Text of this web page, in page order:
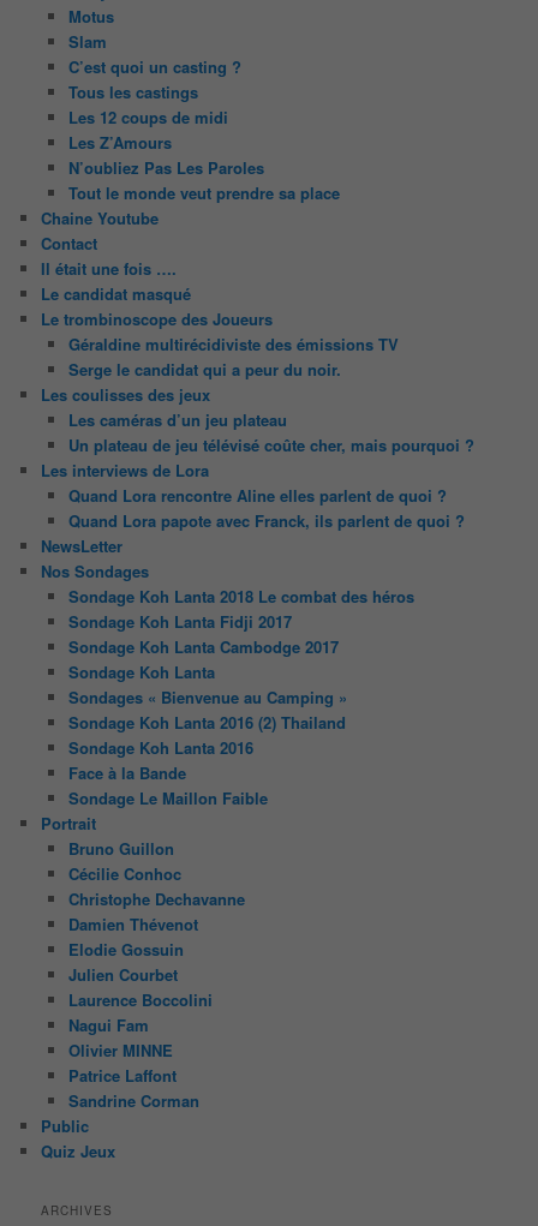
Motus
Slam
C’est quoi un casting ?
Tous les castings
Les 12 coups de midi
Les Z’Amours
N’oubliez Pas Les Paroles
Tout le monde veut prendre sa place
Chaine Youtube
Contact
Il était une fois ….
Le candidat masqué
Le trombinoscope des Joueurs
Géraldine multirécidiviste des émissions TV
Serge le candidat qui a peur du noir.
Les coulisses des jeux
Les caméras d’un jeu plateau
Un plateau de jeu télévisé coûte cher, mais pourquoi ?
Les interviews de Lora
Quand Lora rencontre Aline elles parlent de quoi ?
Quand Lora papote avec Franck, ils parlent de quoi ?
NewsLetter
Nos Sondages
Sondage Koh Lanta 2018 Le combat des héros
Sondage Koh Lanta Fidji 2017
Sondage Koh Lanta Cambodge 2017
Sondage Koh Lanta
Sondages « Bienvenue au Camping »
Sondage Koh Lanta 2016 (2) Thailand
Sondage Koh Lanta 2016
Face à la Bande
Sondage Le Maillon Faible
Portrait
Bruno Guillon
Cécilie Conhoc
Christophe Dechavanne
Damien Thévenot
Elodie Gossuin
Julien Courbet
Laurence Boccolini
Nagui Fam
Olivier MINNE
Patrice Laffont
Sandrine Corman
Public
Quiz Jeux
ARCHIVES